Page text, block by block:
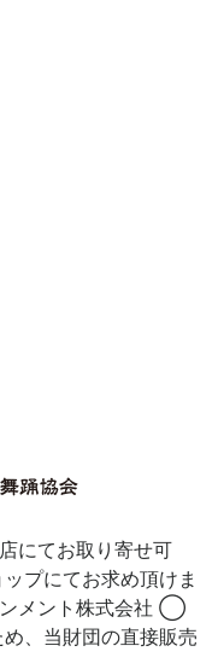
にてお取り寄せ可
プにてお求め頂けま
メント株式会社 ◯
、当財団の直接販売